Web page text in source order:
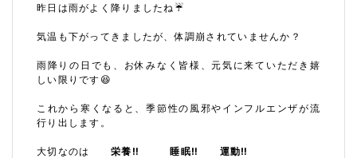
昨日は雨がよく降りましたね☔️
気温も下がってきましたが、体調崩されていませんか？
雨降りの日でも、お休みなく皆様、元気に来ていただき嬉
しい限りです😆
これから寒くなると、季節性の風邪やインフルエンザが流
行り出します。
大切なのは 栄養‼︎ 睡眠‼︎ 運動‼︎